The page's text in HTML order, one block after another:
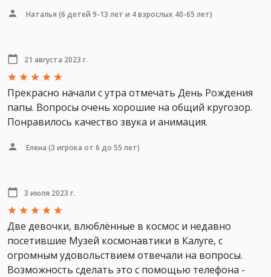
Наталья (6 детей 9-13 лет и 4 взрослых 40-65 лет)
21 августа 2023 г.
Прекрасно начали с утра отмечать День Рождения
папы. Вопросы очень хорошие на общий кругозор.
Понравилось качество звука и анимация.
Елена (3 игрока от 6 до 55 лет)
3 июля 2023 г.
Две девочки, влюблённые в космос и недавно
посетившие Музей космонавтики в Калуге, с
огромным удовольствием отвечали на вопросы.
Возможность сделать это с помощью телефона -